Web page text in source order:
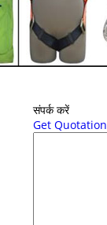
संपर्क करें
Get Quotation